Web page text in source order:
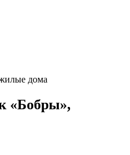
дома
«Бобры»,